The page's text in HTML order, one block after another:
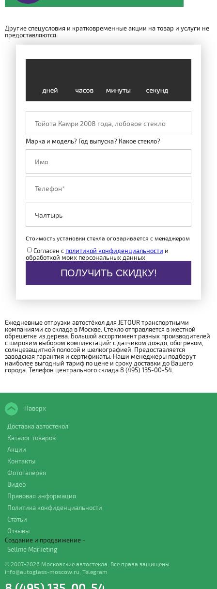
Другие спецусловия и кратковременные акции на товар и услуги не
предоставляются.
Марка и модель? Год выпуска? Какое стекло?
Стоимость установки стекла оговаривается с менеджером
Согласен с политикой конфиденциальности и
обработкой моих персональных данных
ПОЛУЧИТЬ СКИДКУ!
Ежедневные отгрузки автостёкол для JETOUR транспортными
компаниями со склада в Москве. Стекло отправляется в жёсткой
обрешётке из дерева. Большой ассортимент разных производителей
с широким выбором комплектаций: с датчиком дождя, обогревом,
солнцезащитной полосой и шелкографией. Предоставляется
заводская гарантия и сертификаты. Наши менеджеры подберут
наиболее выгодный тариф по цене и сроку доставки до Вашего
города. Телефон центрального склада 8 (495) 135-00-54.
Наверх
Доставка автостекол
Каталог товаров
Акции
Контакты
Фотогалерея
Видео
Правовая информация
Политика конфиденциальности
Статьи
Отзывы
Создание и продвижение -
Sellme Marketing
© 2007-2026 Московские автостекла. Все права защищены.
info@autoglass-moscow.ru Telegram